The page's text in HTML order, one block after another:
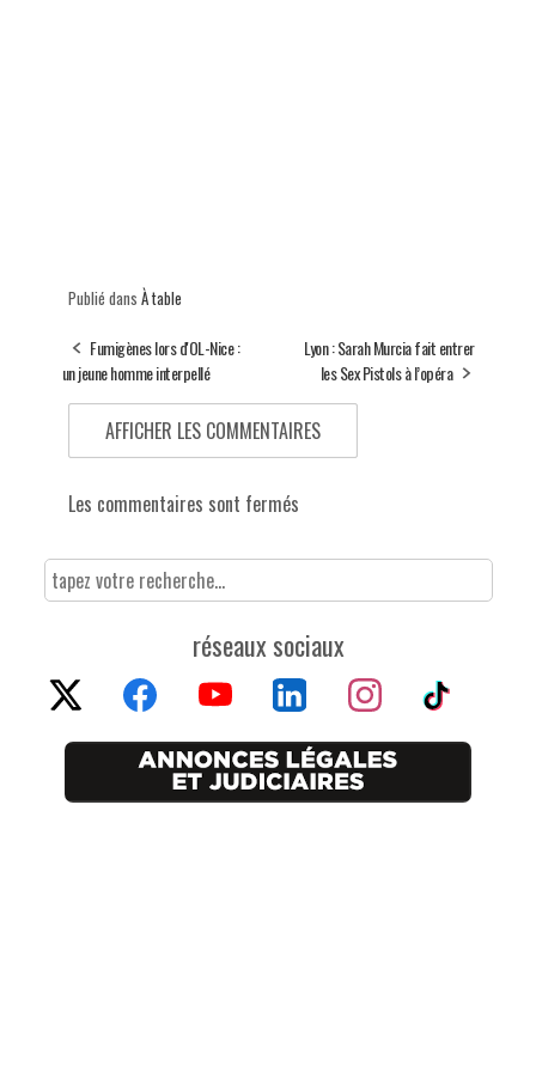
Publié dans À table
Fumigènes lors d'OL-Nice :
un jeune homme interpellé
Lyon : Sarah Murcia fait entrer
les Sex Pistols à l’opéra
AFFICHER LES COMMENTAIRES
Les commentaires sont fermés
réseaux sociaux